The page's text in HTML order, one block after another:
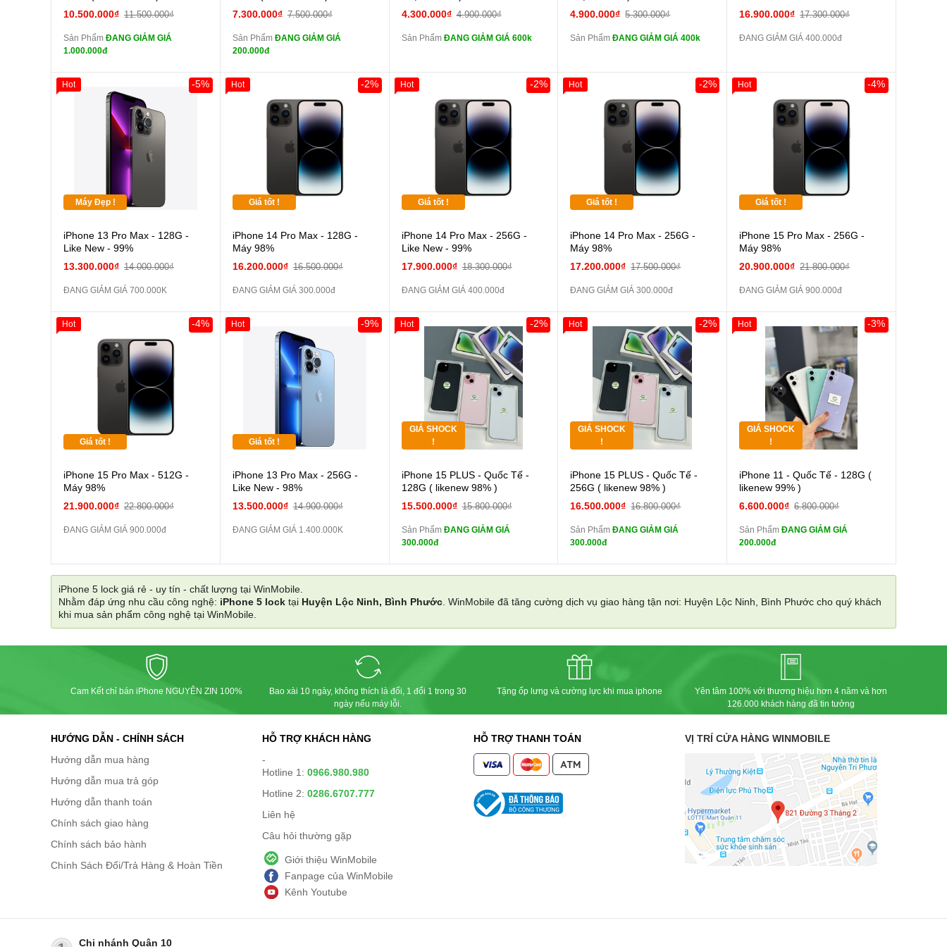
tai nghe iPhone 6S
Pin dự phòng và
các Phụ Kiện Khác
10.500.000₫ 11.500.000₫
Sản Phẩm ĐANG GIẢM GIÁ
1.000.000đ
tai nghe iPhone 6S
Pin dự phòng và
các Phụ Kiện Khác
7.300.000₫ 7.500.000₫
Sản Phẩm ĐANG GIẢM GIÁ
200.000đ
tai nghe iPhone 6S
Pin dự phòng và
các Phụ Kiện Khác
4.300.000₫ 4.900.000₫
Sản Phẩm ĐANG GIẢM GIÁ 600k
tai nghe iPhone 6S
Pin dự phòng và
các Phụ Kiện Khác
4.900.000₫ 5.300.000₫
Sản PhẩmĐANG GIẢM GIÁ 400k
16.900.000₫ 17.300.000₫
ĐANG GIẢM GIÁ 400.000đ
Máy Đẹp !
iPhone 13 Pro Max - 128G -
Like New - 99%
13.300.000₫ 14.000.000₫
-5%
ĐANG GIẢM GIÁ 700.000K
Hot
Giá tốt !
iPhone 14 Pro Max - 128G -
Máy 98%
16.200.000₫ 16.500.000₫
-2%
ĐANG GIẢM GIÁ 300.000đ
Hot
Giá tốt !
iPhone 14 Pro Max - 256G -
Like New - 99%
17.900.000₫ 18.300.000₫
-2%
ĐANG GIẢM GIÁ 400.000đ
Hot
Giá tốt !
iPhone 14 Pro Max - 256G -
Máy 98%
17.200.000₫ 17.500.000₫
-2%
ĐANG GIẢM GIÁ 300.000đ
Hot
Giá tốt !
iPhone 15 Pro Max - 256G -
Máy 98%
20.900.000₫ 21.800.000₫
-4%
ĐANG GIẢM GIÁ 900.000đ
Hot
Giá tốt !
iPhone 15 Pro Max - 512G -
Máy 98%
21.900.000₫ 22.800.000₫
-4%
ĐANG GIẢM GIÁ 900.000đ
Hot
Giá tốt !
iPhone 13 Pro Max - 256G -
Like New - 98%
13.500.000₫ 14.900.000₫
-9%
ĐANG GIẢM GIÁ 1.400.000K
Hot
GIÁ SHOCK
!
Giảm 100.000đ
Khách Hàng
Tặng
Cường lực 10D full
màn
tai nghe iPhone 6S
Pin dự phòng và
iPhone 15 PLUS - Quốc Tế -
128G ( likenew 98% )
15.500.000₫ 15.800.000₫
-2%
Sản Phẩm ĐANG GIẢM GIÁ
300.000đ
Hot
GIÁ SHOCK
!
Giảm 100.000đ
Khách Hàng
Tặng
Cường lực 10D full
màn
tai nghe iPhone 6S
Pin dự phòng và
iPhone 15 PLUS - Quốc Tế -
256G ( likenew 98% )
16.500.000₫ 16.800.000₫
-2%
Sản PhẩmĐANG GIẢM GIÁ
300.000đ
Hot
GIÁ SHOCK
!
Giảm 100.000đ
Khách Hàng
Thân Thiết
Tặng
Tặng
Cường lực 10D full
màn
tai nghe iPhone 6S
Pin dự phòng và
iPhone 11 - Quốc Tế - 128G (
likenew 99% )
6.600.000₫ 6.800.000₫
-3%
Sản PhẩmĐANG GIẢM GIÁ
200.000đ
Hot
iPhone 5 lock giá rẻ - uy tín - chất lượng tại WinMobile.
Nhằm đáp ứng nhu cầu công nghệ: iPhone 5 lock tại Huyện Lộc Ninh, Bình Phước . WinMobile đã tăng cường dịch vụ giao hàng tận nơi: Huyện Lộc Ninh, Bình Phước cho quý khách
khi mua sản phẩm công nghệ tại WinMobile.
Cam Kết chỉ bán iPhone NGUYÊN ZIN 100%
Bao xài 10 ngày, không thích là đổi, 1 đổi 1 trong 30
ngày nếu máy lỗi.
Tặng ốp lưng và cường lực khi mua iphone
Yên tâm 100% với thương hiệu hơn 4 năm và hơn
126.000 khách hàng đã tin tưởng
HƯỚNG DẪN - CHÍNH SÁCH
Hướng dẫn mua hàng
Hướng dẫn mua trả góp
Hướng dẫn thanh toán
Chính sách giao hàng
Chính sách bảo hành
Chính Sách Đổi/Trả Hàng & Hoàn Tiền
HỖ TRỢ KHÁCH HÀNG
-
Hotline 1: 0966.980.980
Hotline 2: 0286.6707.777
Liên hệ
Câu hỏi thường gặp
Giới thiệu WinMobile
Fanpage của WinMobile
Kênh Youtube
HỖ TRỢ THANH TOÁN VỊ TRÍ CỬA HÀNG WINMOBILE
Chi nhánh Quận 10